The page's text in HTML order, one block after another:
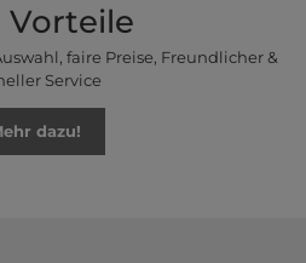
Vorteile
faire Preise, Freundlicher &
Service
dazu!